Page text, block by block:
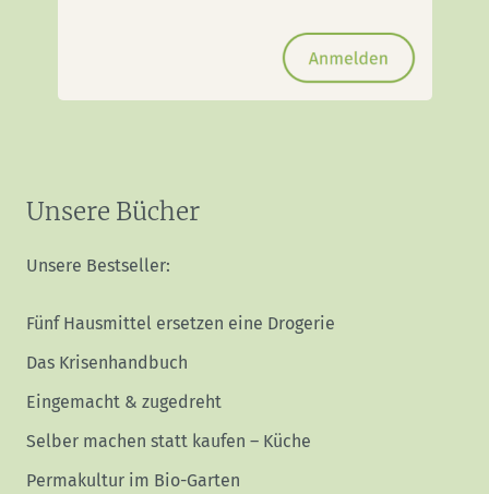
Unsere Bücher
Unsere Bestseller:
Fünf Hausmittel ersetzen eine Drogerie
Das Krisenhandbuch
Eingemacht & zugedreht
Selber machen statt kaufen – Küche
Permakultur im Bio-Garten